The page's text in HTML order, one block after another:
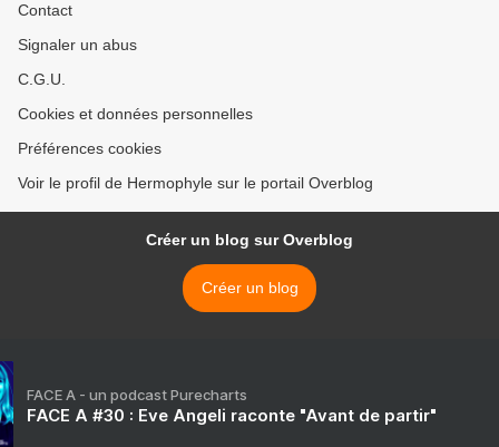
Contact
Signaler un abus
C.G.U.
Cookies et données personnelles
Préférences cookies
Voir le profil de Hermophyle sur le portail Overblog
Créer un blog sur Overblog
Créer un blog
FACE A - un podcast Purecharts
FACE A #30 : Eve Angeli raconte "Avant de partir"